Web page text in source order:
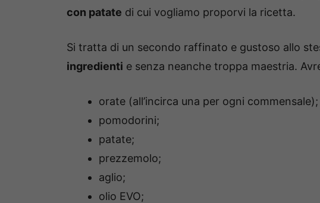
con patate di cui vogliamo proporvi la ricetta.
Si tratta di un secondo raffinato e gustoso allo
ingredienti e senza neanche troppa maestria.
orate (all’incirca una per ogni commensale);
pomodorini;
patate;
prezzemolo;
aglio;
olio EVO;